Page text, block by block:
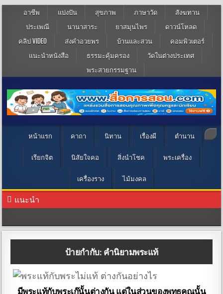
อาชีพ แบ่งปัน สุขภาพ ภาษาวัด
สังฆทาน
ประเพณี
นานาสาระ ยาสมุนไพร
ดาวน์โหลด
คลิป VIDEO
ส่งคำอวยพร บ้านและสวน
คอมพิวเตอร์
แนะนำหนังสือ
ธรรมะคุ้มครอง
วัดในต่างประเทศ
พระสายกรรมฐาน
หน้าแรก คาถา นิทาน เรื่องผี ตำนาน
เรียกจิต นิสัยใจคอ สิ่งนำโชค พระเครื่อง
เครื่องราง ไม้มงคล
แนะนำ
ป้ายกำกับ: คำนิยามพระแท้
มีพระแท้กับพระเก๊นั้นต่างกัน แต่ในส่วนของพุทธคุณนั้น